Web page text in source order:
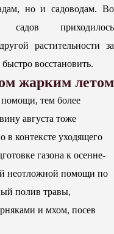
но и садоводам. Во
приходилось
растительности за
восстановить.
жарким летом
помощи, тем более
августа тоже
в контексте уходящего
газона к осенне-
неотложной помощи по
полив травы,
и мхом, посев